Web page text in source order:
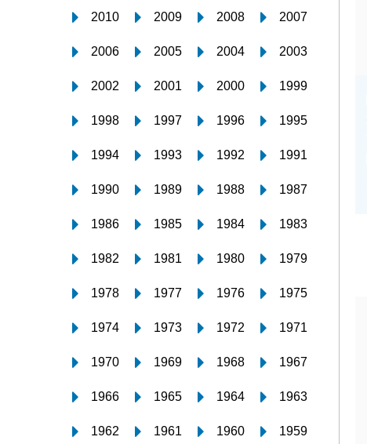
2010 2009 2008 2007
2006 2005 2004 2003
2002 2001 2000 1999
1998 1997 1996 1995
1994 1993 1992 1991
1990 1989 1988 1987
1986 1985 1984 1983
1982 1981 1980 1979
1978 1977 1976 1975
1974 1973 1972 1971
1970 1969 1968 1967
1966 1965 1964 1963
1962 1961 1960 1959